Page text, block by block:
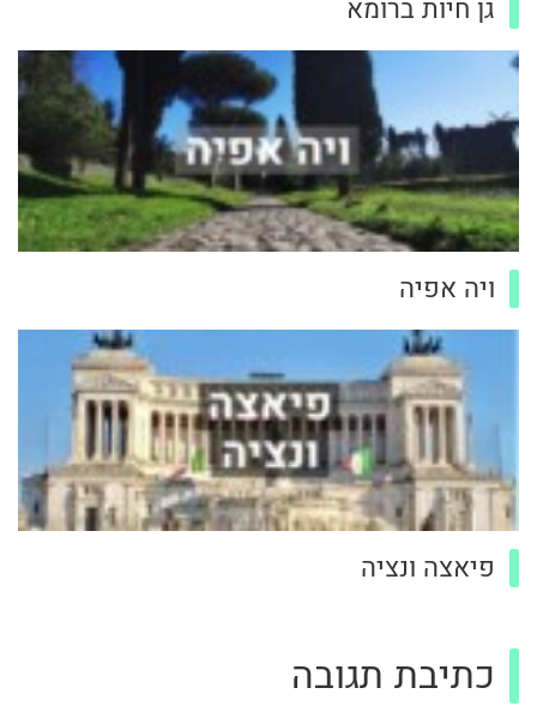
גן חיות ברומא
ויה אפיה
פיאצה ונציה
כתיבת תגובה